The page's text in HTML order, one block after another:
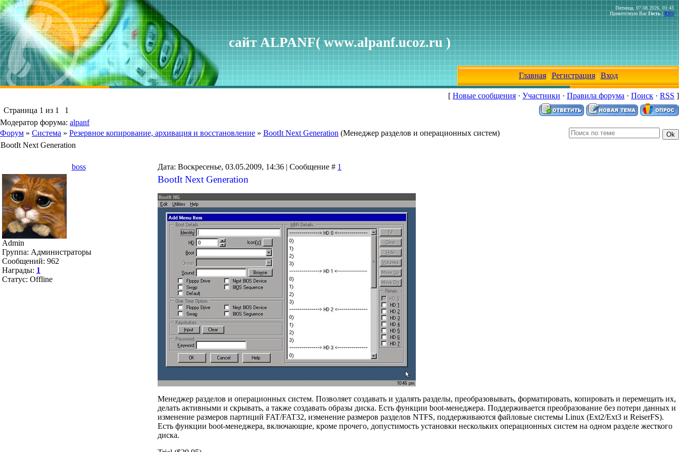
сайт ALPANF( www.alpanf.ucoz.ru )
Пятница, 07.08.2026, 01:43
Приветствую Вас Гость | RSS
Главная| Регистрация| Вход
[ Новые сообщения · Участники · Правила форума · Поиск · RSS ]
Страница 1 из 1
1
Модератор форума: alpanf
Форум » Система » Резервное копирование, архивация и восстановление » BootIt Next Generation (Менеджер разделов и операционных систем)
BootIt Next Generation
boss Дата: Воскресенье, 03.05.2009, 14:36 | Сообщение # 1
Admin
Группа: Администраторы
Сообщений: 962
Награды: 1
Статус: Offline
BootIt Next Generation
Менеджер разделов и операционных систем. Позволяет создавать и удалять разделы, преобразовывать, форматировать, копировать и перемещать их,
делать активными и скрывать, а также создавать образы диска. Есть функции boot-менеджера. Поддерживается преобразование без потери данных и
изменение размеров партиций FAT/FAT32, изменение размеров разделов NTFS, поддерживаются файловые системы Linux (Ext2/Ext3 и ReiserFS).
Есть функции boot-менеджера, включающие, кроме прочего, допустимость установки нескольких операционных систем на одном разделе жесткого
диска.